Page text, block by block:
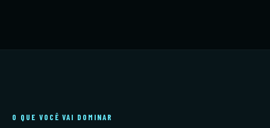
O QUE VOCÊ VAI DOMINAR